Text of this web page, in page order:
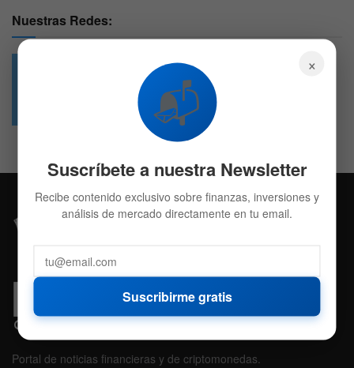
Nuestras Redes:
4.7k
Followers
Portal de noticias financieras y de criptomonedas.
×
📬
Suscríbete a nuestra Newsletter
Recibe contenido exclusivo sobre finanzas, inversiones y
análisis de mercado directamente en tu email.
Suscribirme gratis